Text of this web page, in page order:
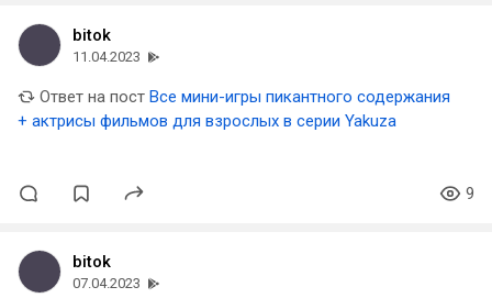
bitok
11.04.2023
Ответ на пост Все мини-игры пикантного содержания
+ актрисы фильмов для взрослых в серии Yakuza
9
bitok
07.04.2023